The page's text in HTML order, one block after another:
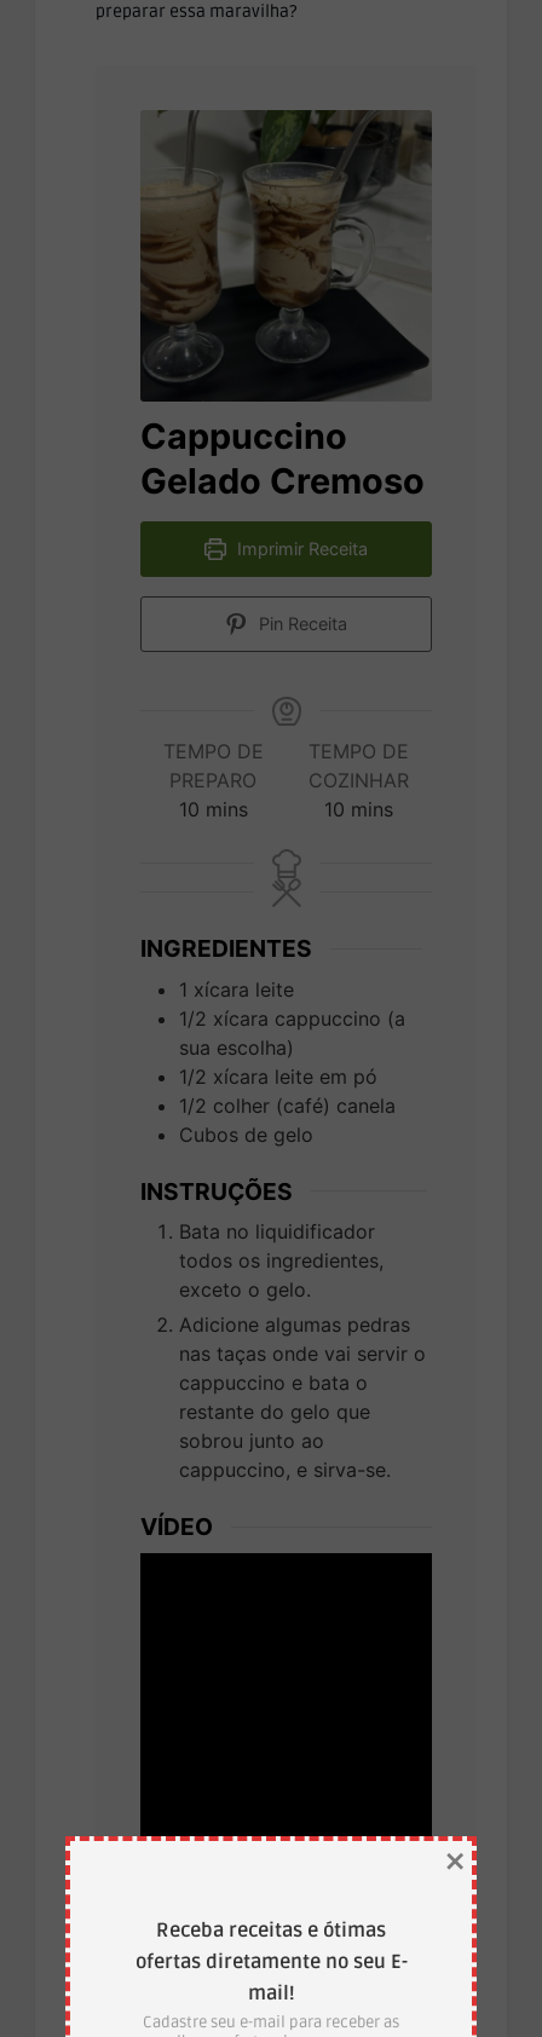
preparar essa maravilha?
Cappuccino
Gelado Cremoso
Imprimir Receita
Pin Receita
TEMPO DE
PREPARO
10minutes
mins
TEMPO DE
COZINHAR
10 minutes
mins
INGREDIENTES
1 xícara leite
1/2 xícara cappuccino (a
sua escolha)
1/2 xícara leite em pó
1/2 colher (café) canela
Cubos de gelo
INSTRUÇÕES
Bata no liquidificador
todos os ingredientes,
exceto o gelo.
Adicione algumas pedras
nas taças onde vai servir o
cappuccino e bata o
restante do gelo que
sobrou junto ao
cappuccino, e sirva-se.
VÍDEO
Receba receitas e ótimas
ofertas diretamente no seu E-
mail!
Cadastre seu e-mail para receber as
×